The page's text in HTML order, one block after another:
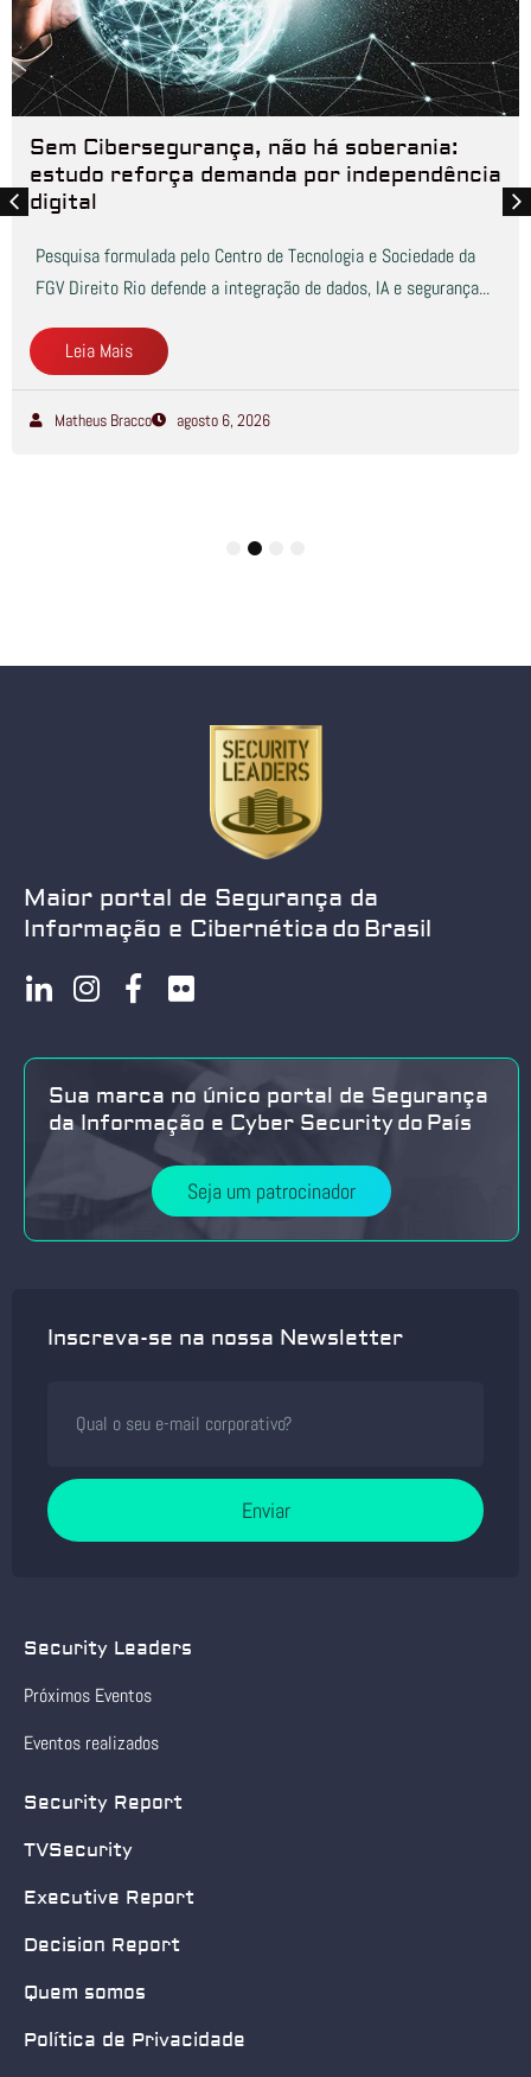
Sem Cibersegurança, não há soberania:
estudo reforça demanda por independência
digital
Pesquisa formulada pelo Centro de Tecnologia e Sociedade da
FGV Direito Rio defende a integração de dados, IA e segurança...
Leia Mais
Matheus Bracco agosto 6, 2026
Maior portal de Segurança da
Informação e Cibernética do Brasil
Sua marca no único portal de Segurança
da Informação e Cyber Security do País
Seja um patrocinador
Inscreva-se na nossa Newsletter
Enviar
Security Leaders
Próximos Eventos
Eventos realizados
Security Report
TVSecurity
Executive Report
Decision Report
Quem somos
Política de Privacidade